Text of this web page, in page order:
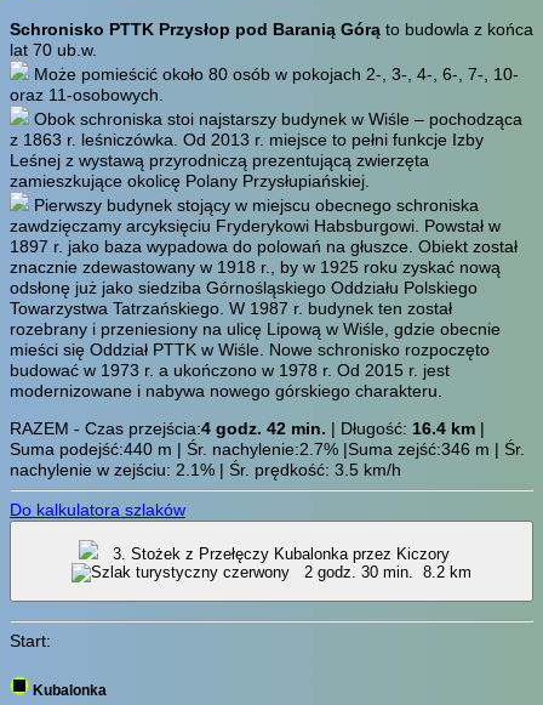
Schronisko PTTK Przysłop pod Baranią Górą to budowla z końca
lat 70 ub.w.
Może pomieścić około 80 osób w pokojach 2-, 3-, 4-, 6-, 7-, 10-
oraz 11-osobowych.
Obok schroniska stoi najstarszy budynek w Wiśle – pochodząca
z 1863 r. leśniczówka. Od 2013 r. miejsce to pełni funkcje Izby
Leśnej z wystawą przyrodniczą prezentującą zwierzęta
zamieszkujące okolicę Polany Przysłupiańskiej.
Pierwszy budynek stojący w miejscu obecnego schroniska
zawdzięczamy arcyksięciu Fryderykowi Habsburgowi. Powstał w
1897 r. jako baza wypadowa do polowań na głuszce. Obiekt został
znacznie zdewastowany w 1918 r., by w 1925 roku zyskać nową
odsłonę już jako siedziba Górnośląskiego Oddziału Polskiego
Towarzystwa Tatrzańskiego. W 1987 r. budynek ten został
rozebrany i przeniesiony na ulicę Lipową w Wiśle, gdzie obecnie
mieści się Oddział PTTK w Wiśle. Nowe schronisko rozpoczęto
budować w 1973 r. a ukończono w 1978 r. Od 2015 r. jest
modernizowane i nabywa nowego górskiego charakteru.
RAZEM - Czas przejścia:4 godz. 42 min. | Długość: 16.4 km |
Suma podejść:440 m | Śr. nachylenie:2.7% |Suma zejść:346 m | Śr.
nachylenie w zejściu: 2.1% | Śr. prędkość: 3.5 km/h
Do kalkulatora szlaków
3. Stożek z Przełęczy Kubalonka przez Kiczory
2 godz. 30 min. 8.2 km
Start:
Kubalonka